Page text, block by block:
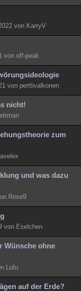
von KarryV
von off-peak
von perttivalkonen
nicht!
zum
und was dazu
Rose9
von Eselchen
Wünsche ohne
Lufu
auf der Erde?